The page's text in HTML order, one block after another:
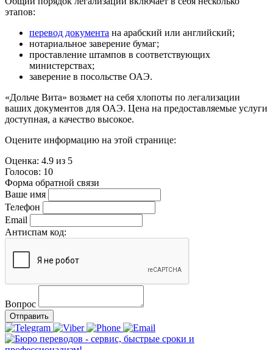
этапов:
перевод документа на арабский или английский;
нотариальное заверение бумаг;
проставление штампов в соответствующих
министерствах;
заверение в посольстве ОАЭ.
«Дольче Вита» возьмет на себя хлопоты по легализации
ваших документов для ОАЭ. Цена на предоставляемые услуги
доступная, а качество высокое.
Оцените информацию на этой странице:
Оценка: 4.9 из 5
Голосов: 10
Форма обратной связи
Ваше имя
Телефон
Email
Антиспам код:
Вопрос
Отправить